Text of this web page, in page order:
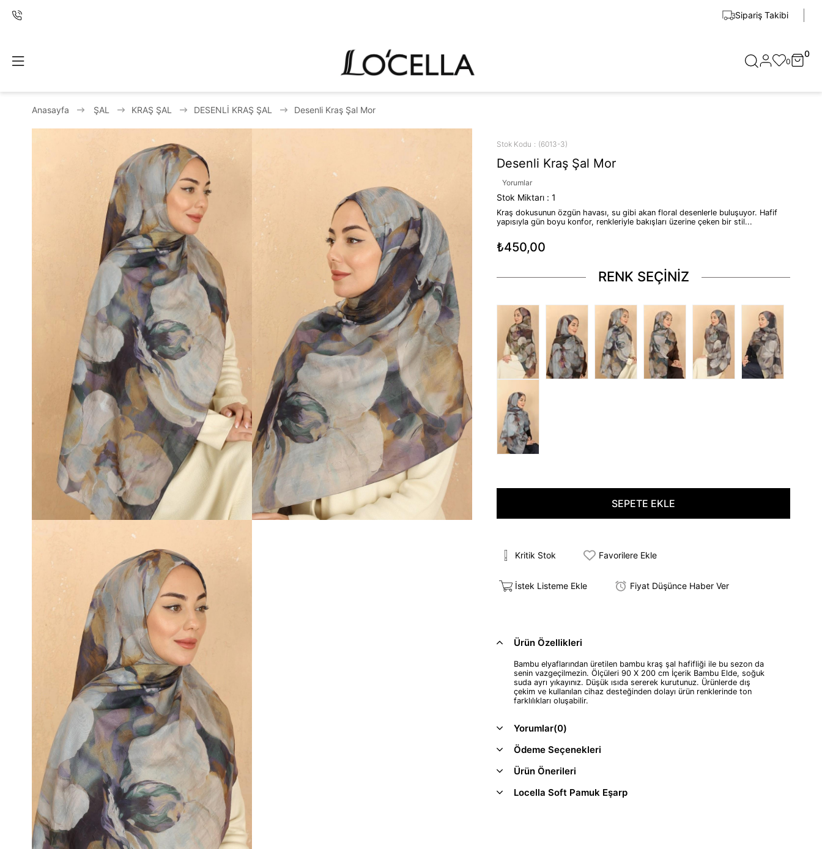
Sipariş Takibi
0
0
Anasayfa ŞAL KRAŞ ŞAL DESENLİ KRAŞ ŞAL Desenli Kraş Şal Mor
Stok Kodu (6013-3)
Desenli Kraş Şal Mor
Yorumlar
Stok Miktarı : 1
Kraş dokusunun özgün havası, su gibi akan floral desenlerle buluşuyor. Hafif
yapısıyla gün boyu konfor, renkleriyle bakışları üzerine çeken bir stil...
₺450,00
RENK SEÇİNİZ
Kritik Stok Favorilere Ekle
İstek Listeme Ekle Fiyat Düşünce Haber Ver
Ürün Özellikleri
Bambu elyaflarından üretilen bambu kraş şal hafifliği ile bu sezon da
senin vazgeçilmezin. Ölçüleri 90 X 200 cm İçerik Bambu Elde, soğuk
suda ayrı yıkayınız. Düşük ısıda sererek kurutunuz. Ürünlerde dış
çekim ve kullanılan cihaz desteğinden dolayı ürün renklerinde ton
farklılıkları oluşabilir.
Yorumlar(0)
Ödeme Seçenekleri
Ürün Önerileri
Locella Soft Pamuk Eşarp